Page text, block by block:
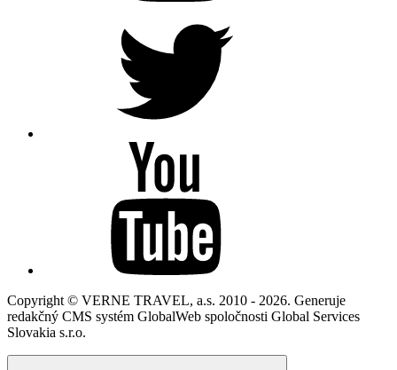
Copyright © VERNE TRAVEL, a.s. 2010 - 2026. Generuje
redakčný CMS systém GlobalWeb spoločnosti Global Services
Slovakia s.r.o.